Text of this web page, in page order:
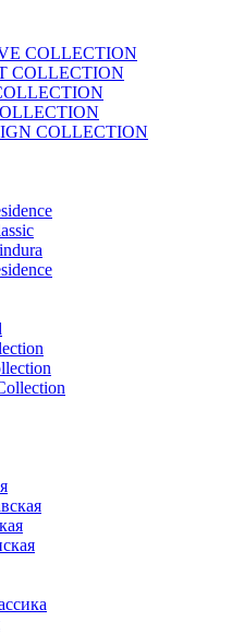
COLLECTION
COLLECTION
COLLECTION